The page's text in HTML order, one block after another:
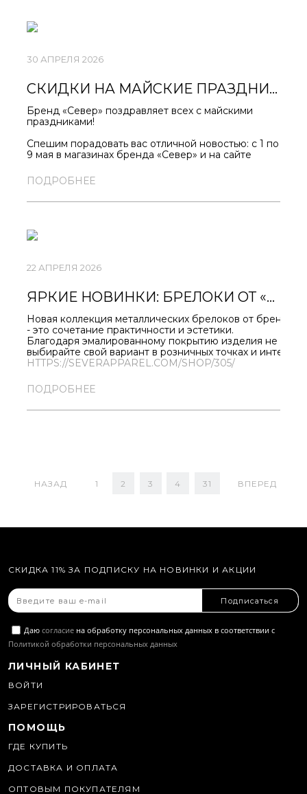
новостями — скоро объявим дату!
30 АПРЕЛЯ 2026
СКИДКИ НА МАЙСКИЕ ПРАЗДНИКИ ОТ 11% НА ВЕСЬ АССОРТИМЕНТ!
Бренд «Север» поздравляет всех с майскими
праздниками!
Спешим порадовать вас отличной новостью: с 1 по
9 мая в магазинах бренда «Север» и на сайте
ассортимент — включая новинки!
Что вас ждёт:
- стильные аксессуары с северным характером.
цене!
ПОДРОБНЕЕ
22 АПРЕЛЯ 2026
ЯРКИЕ НОВИНКИ: БРЕЛОКИ ОТ «СЕВЕРА» УЖЕ В ПРОДАЖЕ!
Новая коллекция металлических брелоков от бренда
- это сочетание практичности и эстетики.
Благодаря эмалированному покрытию изделия не
выбирайте свой вариант в розничных точках и
HTTPS://SEVERAPPAREL.COM/SHOP/305/
ПОДРОБНЕЕ
НАЗАД 1 2 3 4 31 ВПЕРЕД
СКИДКА 11% ЗА ПОДПИСКУ НА НОВИНКИ И АКЦИИ
Подписаться
Даю согласие на обработку персональных данных в соответствии с
Политикой обработки персональных данных
ЛИЧНЫЙ КАБИНЕТ
ВОЙТИ
ЗАРЕГИСТРИРОВАТЬСЯ
ПОМОЩЬ
ГДЕ КУПИТЬ
ДОСТАВКА И ОПЛАТА
ОПТОВЫМ ПОКУПАТЕЛЯМ